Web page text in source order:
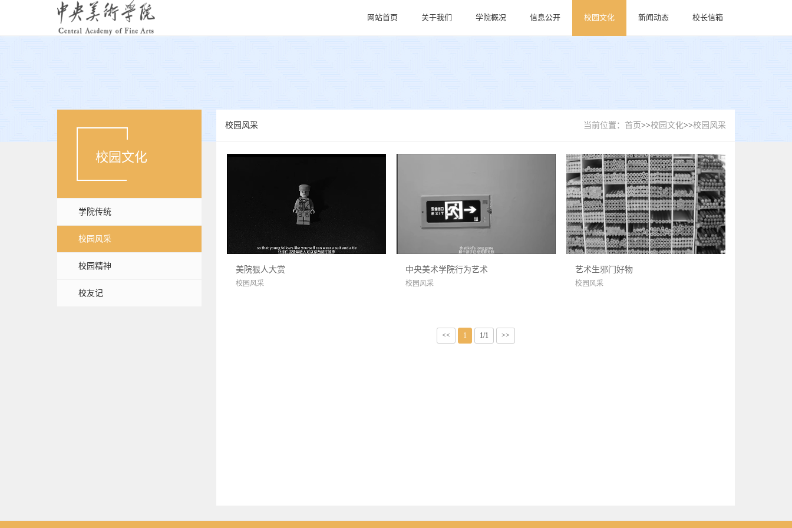
网站首页 关于我们 学院概况 信息公开 校园文化 新闻动态 校长信箱
校园文化
学院传统
校园风采
校园精神
校友记
校园风采 当前位置： 首页>>校园文化>>校园风采
美院狠人大赏
校园风采
中央美术学院行为艺术
校园风采
艺术生邪门好物
校园风采
<< 1 1/1 >>